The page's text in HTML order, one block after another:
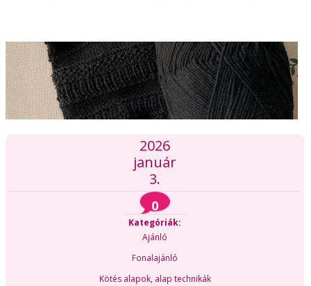
2026
január
3.
0
Kategóriák:
Ajánló
Fonalajánló
Kötés alapok, alap technikák